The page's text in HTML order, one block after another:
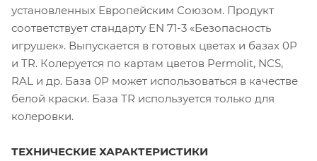
установленных Европейским Союзом. Продукт
соответствует стандарту EN 71-3 «Безопасность
игрушек». Выпускается в готовых цветах и базах 0P
и TR. Колеруется по картам цветов Permolit, NCS,
RAL и др. База 0P может использоваться в качестве
белой краски. База TR используется только для
колеровки.
ТЕХНИЧЕСКИЕ ХАРАКТЕРИСТИКИ